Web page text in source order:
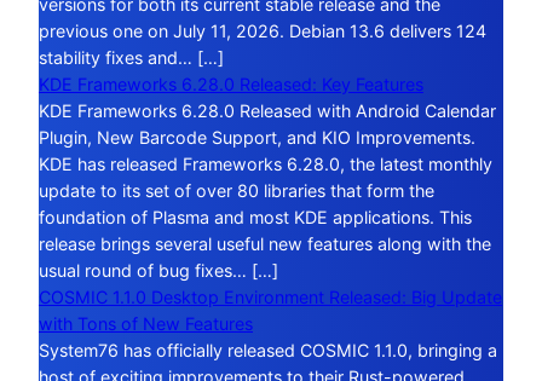
versions for both its current stable release and the
previous one on July 11, 2026. Debian 13.6 delivers 124
stability fixes and… […]
KDE Frameworks 6.28.0 Released: Key Features
KDE Frameworks 6.28.0 Released with Android Calendar
Plugin, New Barcode Support, and KIO Improvements.
KDE has released Frameworks 6.28.0, the latest monthly
update to its set of over 80 libraries that form the
foundation of Plasma and most KDE applications. This
release brings several useful new features along with the
usual round of bug fixes… […]
COSMIC 1.1.0 Desktop Environment Released: Big Update
with Tons of New Features
System76 has officially released COSMIC 1.1.0, bringing a
host of exciting improvements to their Rust-powered